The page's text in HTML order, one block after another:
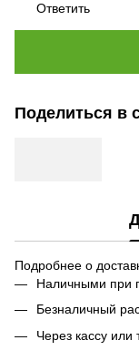
Ответить
Поделиться в
Подробнее о
Наличными при
Безналичный
Через кассу